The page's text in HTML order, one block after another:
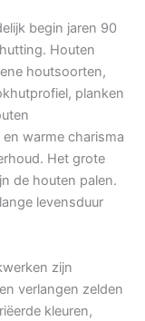
begin jaren 90
Houten
houtsoorten,
planken
warme charisma
Het grote
de houten palen.
levensduur
zijn
verlangen zelden
kleuren,